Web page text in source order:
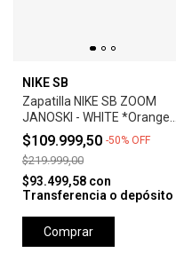
NIKE SB
Zapatilla NIKE SB ZOOM
JANOSKI - WHITE *Orange
Label*
$109.999,50 -50% OFF
$219.999,00
$93.499,58 con
Transferencia o depósito
Comprar